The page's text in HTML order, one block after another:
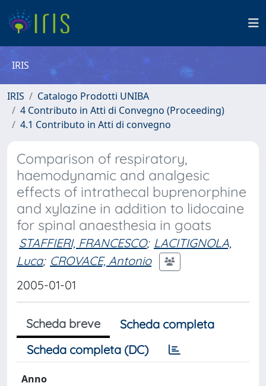
IRIS
IRIS
Catalogo Prodotti UNIBA
4 Contributo in Atti di Convegno (Proceeding)
4.1 Contributo in Atti di convegno
Comparison of respiratory,
haemodynamic and analgesic
effects of intrathecal buprenorphine
and xylazine in addition to lidocaine
for spinal anaesthesia in goats
STAFFIERI, FRANCESCO; LACITIGNOLA,
Luca; CROVACE, Antonio
2005-01-01
Scheda breve
Scheda completa
Scheda completa (DC)
Anno